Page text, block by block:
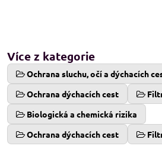
Více z kategorie
Ochrana sluchu, očí a dýchacích
Ochrana dýchacích cest
Biologická a chemická rizika
Ochrana dýchacích cest